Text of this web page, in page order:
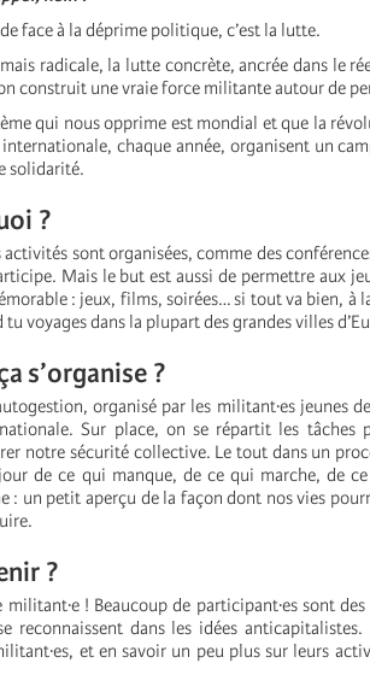
face à la déprime politique, c’est la lutte.
radicale, la lutte concrète, ancrée dans le
construit une vraie force militante autour de
qui nous opprime est mondial et que la
chaque année, organisent un
solidarité.
?
activités sont organisées, comme des
Mais le but est aussi de permettre aux
: jeux, films, soirées… si tout va bien, à
tu voyages dans la plupart des grandes villes
s’organise ?
organisé par les militant·es jeunes
Sur place, on se répartit les
notre sécurité collective. Le tout dans un
de ce qui manque, de ce qui marche, de
: un petit aperçu de la façon dont nos vies
?
militant·e ! Beaucoup de participant·es sont
reconnaissent dans les idées
et en savoir un peu plus sur leurs